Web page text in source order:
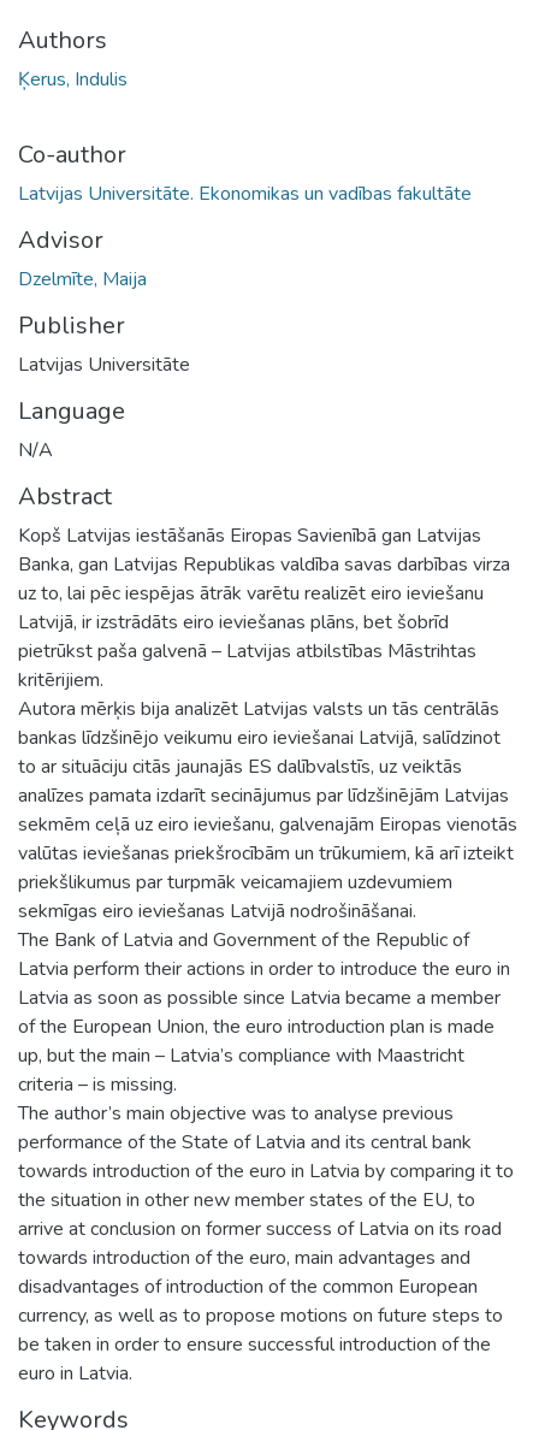
Authors
Ķerus, Indulis
Co-author
Latvijas Universitāte. Ekonomikas un vadības fakultāte
Advisor
Dzelmīte, Maija
Publisher
Latvijas Universitāte
Language
N/A
Abstract
Kopš Latvijas iestāšanās Eiropas Savienībā gan Latvijas
Banka, gan Latvijas Republikas valdība savas darbības virza
uz to, lai pēc iespējas ātrāk varētu realizēt eiro ieviešanu
Latvijā, ir izstrādāts eiro ieviešanas plāns, bet šobrīd
pietrūkst paša galvenā – Latvijas atbilstības Māstrihtas
kritērijiem.
Autora mērķis bija analizēt Latvijas valsts un tās centrālās
bankas līdzšinējo veikumu eiro ieviešanai Latvijā, salīdzinot
to ar situāciju citās jaunajās ES dalībvalstīs, uz veiktās
analīzes pamata izdarīt secinājumus par līdzšinējām Latvijas
sekmēm ceļā uz eiro ieviešanu, galvenajām Eiropas vienotās
valūtas ieviešanas priekšrocībām un trūkumiem, kā arī izteikt
priekšlikumus par turpmāk veicamajiem uzdevumiem
sekmīgas eiro ieviešanas Latvijā nodrošināšanai.
The Bank of Latvia and Government of the Republic of
Latvia perform their actions in order to introduce the euro in
Latvia as soon as possible since Latvia became a member
of the European Union, the euro introduction plan is made
up, but the main – Latvia’s compliance with Maastricht
criteria – is missing.
The author’s main objective was to analyse previous
performance of the State of Latvia and its central bank
towards introduction of the euro in Latvia by comparing it to
the situation in other new member states of the EU, to
arrive at conclusion on former success of Latvia on its road
towards introduction of the euro, main advantages and
disadvantages of introduction of the common European
currency, as well as to propose motions on future steps to
be taken in order to ensure successful introduction of the
euro in Latvia.
Keywords